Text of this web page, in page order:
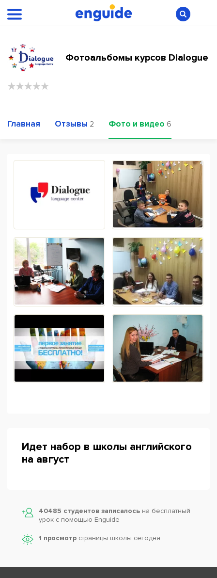
Фотоальбомы курсов Dialogue
Главная Отзывы 2 Фото и видео 6
Идет набор в школы английского
на август
40485 студентов записалось на бесплатный
урок с помощью Enguide
1 просмотр страницы школы сегодня